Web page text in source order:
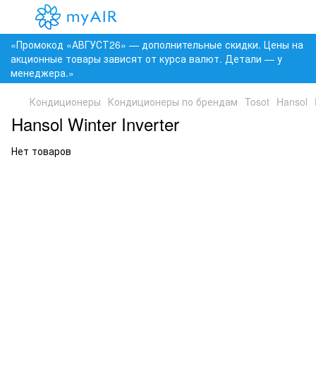
«Промокод «АВГУСТ26» — дополнительные скидки. Цены на
акционные товары зависят от курса валют. Детали — у
менеджера.»
Кондиционеры Кондиционеры по брендам Tosot Hansol
Hansol Winter Inverter
Нет товаров